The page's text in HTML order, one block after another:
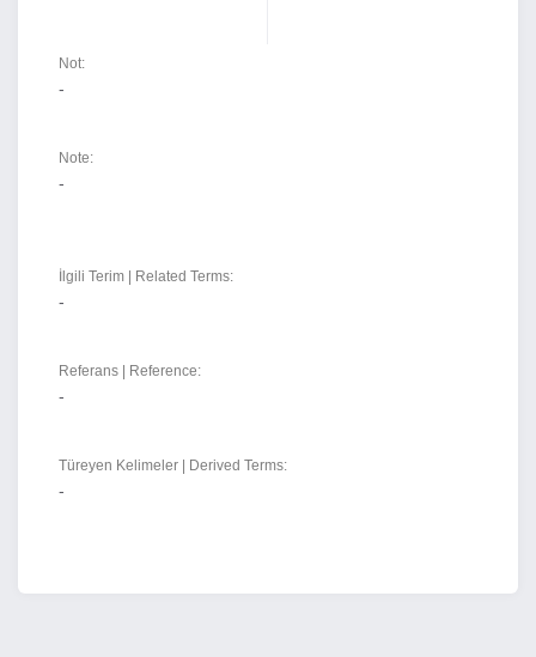
Not:
-
Note:
-
İlgili Terim | Related Terms:
-
Referans | Reference:
-
Türeyen Kelimeler | Derived Terms:
-